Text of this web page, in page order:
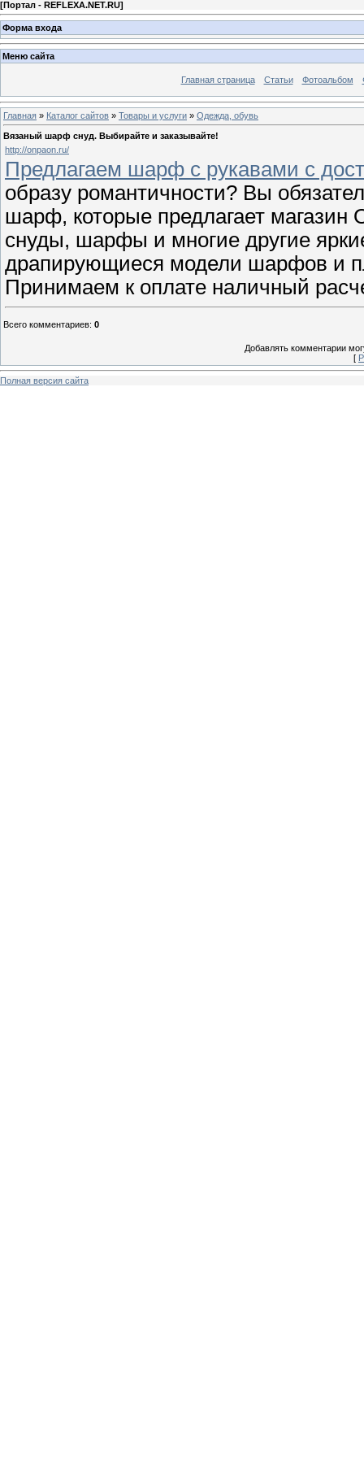
[Портал - REFLEXA.NET.RU]
Форма входа
Меню сайта
Главная страница Статьи Фотоальбом
Главная » Каталог сайтов » Товары и услуги » Одежда, обувь
Вязаный шарф снуд. Выбирайте и заказывайте!
http://onpaon.ru/
Предлагаем шарф с рукавами с
образу романтичности? Вы
шарф, которые предлагает магазин
снуды, шарфы и многие другие
драпирующиеся модели шарфов и
Принимаем к оплате наличный
Всего комментариев: 0
Добавлять комментарии
[
Полная версия сайта